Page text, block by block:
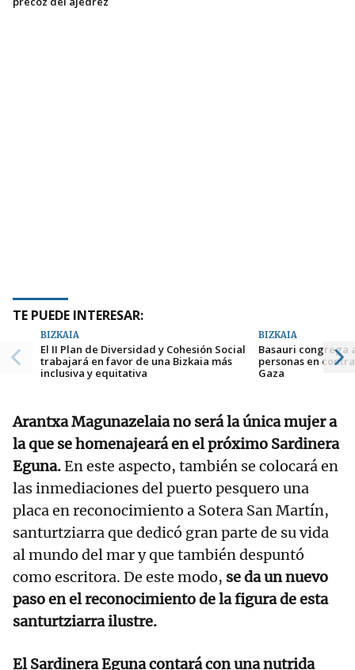
TE PUEDE INTERESAR:
BIZKAIA
El II Plan de Diversidad y Cohesión Social
trabajará en favor de una Bizkaia más
inclusiva y equitativa
BIZKAIA
Basauri congrega
personas en
Gaza
Arantxa Magunazelaia no será la única mujer a
la que se homenajeará en el próximo Sardinera
Eguna.En este aspecto, también se colocará en
las inmediaciones del puerto pesquero una
placa en reconocimiento a Sotera San Martín,
santurtziarra que dedicó gran parte de su vida
al mundo del mar y que también despuntó
como escritora. De este modo, se da un nuevo
paso en el reconocimiento de la figura de esta
santurtziarra ilustre.
El Sardinera Eguna contará con una nutrida